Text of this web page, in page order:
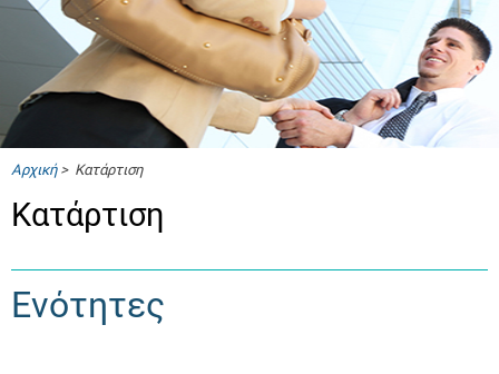
Αρχική> Κατάρτιση
Κατάρτιση
Ενότητες